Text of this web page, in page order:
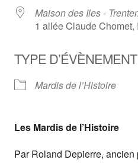
Maison des Iles -
1 allée Claude Chomet,
TYPE D’ÉVÈNEMENT
Mardis de l’Histoire
Les Mardis de l’Histoire
Par Roland Depierre,